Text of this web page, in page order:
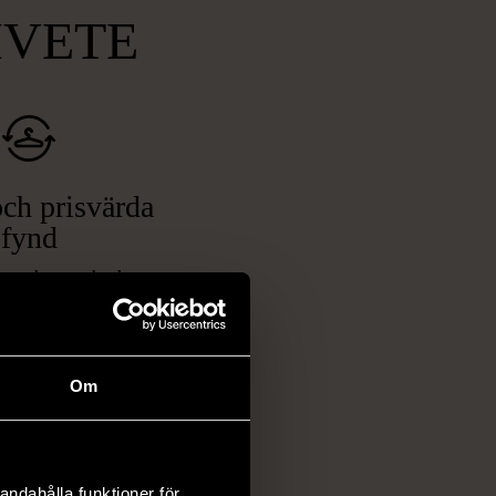
Om
prisvärda
fynd
ett brett utbud av
kläder och möbler
elektronik i våra
föremål som
vanliga butiker.